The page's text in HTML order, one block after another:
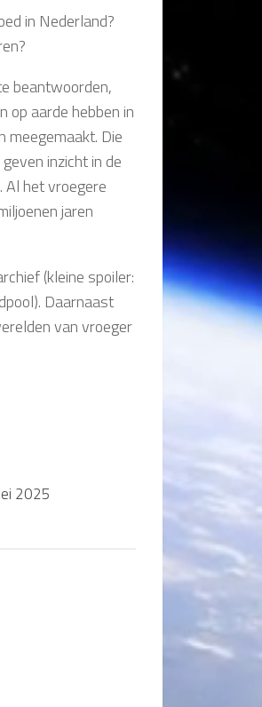
in Nederland?
beantwoorden,
op aarde hebben in
meegemaakt. Die
inzicht in de
Al het vroegere
jaren
(kleine spoiler:
Daarnaast
van vroeger
2025